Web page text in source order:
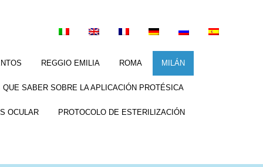
REGGIO EMILIA ROMA MILÁN
SABER SOBRE LA APLICACIÓN PROTÉSICA
OCULAR PROTOCOLO DE ESTERILIZACIÓN